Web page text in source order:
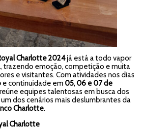
Charlotte 2024já está a todo vapor
, trazendo emoção, competição e muita
e visitantes. Com atividades nos dias
e continuidade em05, 06 e 07 de
equipes talentosas em busca dos
dos cenários mais deslumbrantes da
Charlotte.
Charlotte